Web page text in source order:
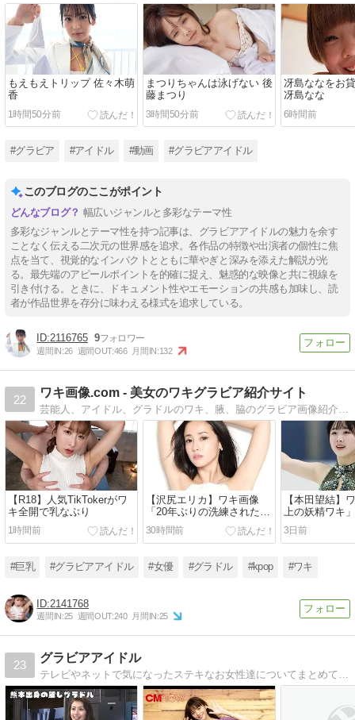
もえもえトリップ 佐々木萌
香
1時間50分前
まつりちゃんは泳げない 後
藤まつり
3時間50分前
冴島ななをお
冴島なな
6時間前
#グラビア #アイドル #動画 #グラビアアイドル
このブログのここがポイント
幅広いジャンルと多彩なテーマ性
多彩なジャンルとテーマ性を持つ記事は、グラビアアイドルの魅力を余す
ことなく伝える二次元の世界感を追求。各作品の特徴や出演者の個性に焦
点を当て、視覚的なインパクトとともに華やぎと深みを添えた解説が光
る。最先端のアピールポイントを的確に捉え、魅惑的な映像と共に視線を
引き付ける。ときに、ドキュメント性やエモーションの共感も加味し、読
者が作品世界を存分に味わえる様式を追求している。
2116765 9
週間IN:26 週間OUT:466 月間IN:132
22
ワキ画像.com - 美女のワキグラビア紹介サイト
【R18】人気TikTokerがワ
キ全開で乳なぶり
1時間前
【沢尻エリカ】ワキ画像
「20年ぶりの洗練された
腋」
30時間前
【本田望結】
上の妖精ワキ」
3日前
#巨乳 #グラビアアイドル #女優 #グラドル #kpop #ワキ
2141768
週間IN:25 週間OUT:240 月間IN:25
23
グラビアアイドル
テレビやネットで気になったステキなお女性達についてまとめてみました！